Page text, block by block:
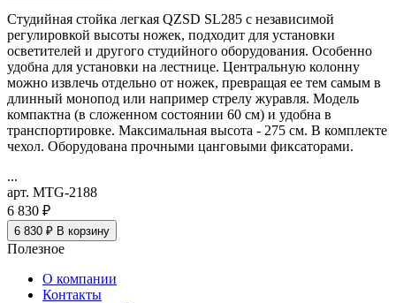
Студийная стойка легкая QZSD SL285 с независимой
регулировкой высоты ножек, подходит для установки
осветителей и другого студийного оборудования. Особенно
удобна для установки на лестнице. Центральную колонну
можно извлечь отдельно от ножек, превращая ее тем самым в
длинный монопод или например стрелу журавля. Модель
компактна (в сложенном состоянии 60 см) и удобна в
транспортировке. Максимальная высота - 275 см. В комплекте
чехол. Оборудована прочными цанговыми фиксаторами.
...
арт. MTG-2188
6 830 ₽
6 830 ₽ В корзину
Полезное
О компании
Контакты